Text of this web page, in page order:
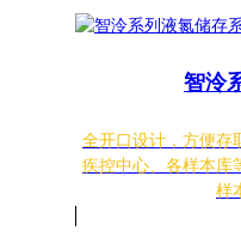
智泠
全开口设计，方便存
疾控中心、各样本库
样